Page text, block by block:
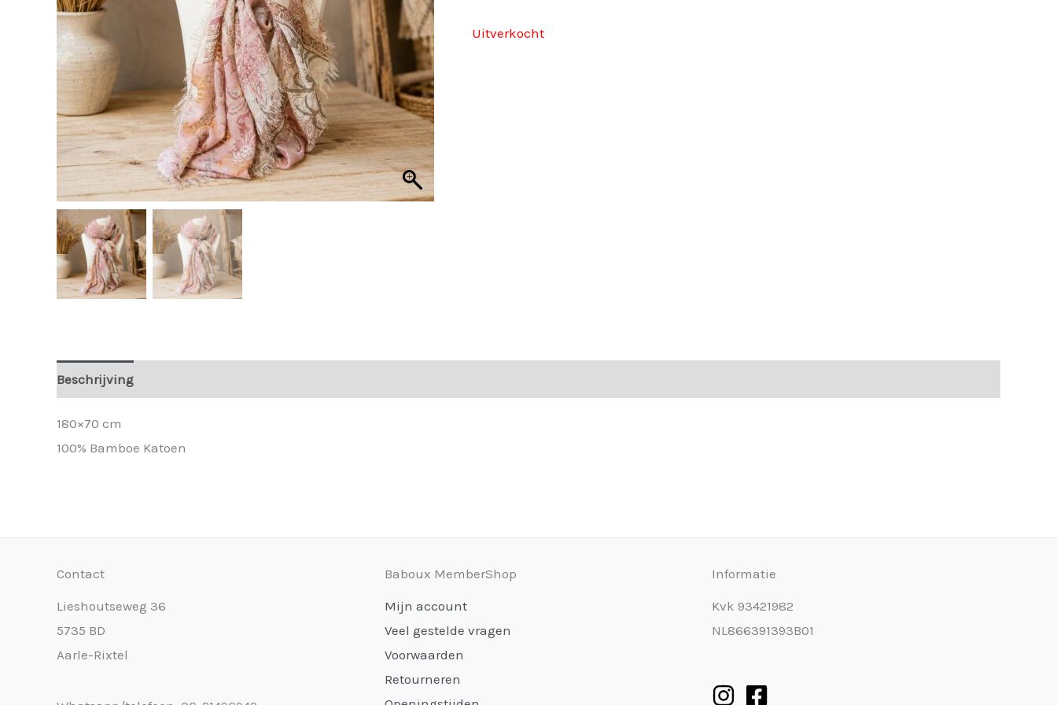
Uitverkocht
Beschrijving
180×70 cm
100% Bamboe Katoen
Contact
Lieshoutseweg 36
5735 BD
Aarle-Rixtel
Baboux MemberShop
Mijn account
Veel gestelde vragen
Voorwaarden
Retourneren
Informatie
Kvk 93421982
NL866391393B01